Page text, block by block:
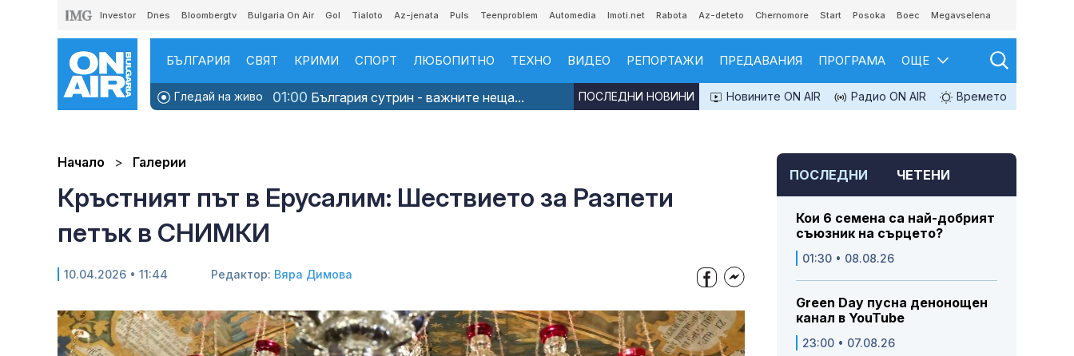
Investor Dnes Bloombergtv Bulgaria On Air Gol Tialoto Az-jenata Puls Teenproblem Automedia Imoti.net Rabota Az-deteto Chernomore Start Posoka Boec Megavselena
БЪЛГАРИЯ СВЯТ КРИМИ СПОРТ ЛЮБОПИТНО ТЕХНО ВИДЕО РЕПОРТАЖИ ПРЕДАВАНИЯ ПРОГРАМА ОЩЕ
Гледай на живо 01:00 България сутрин - важните неща... Новините ON AIR Радио ON AIR Времето
ПОСЛЕДНИ НОВИНИ
Начало Галерии
Кръстният път в Ерусалим: Шествието за Разпети
петък в СНИМКИ
10.04.2026 • 11:44 Редактор: Вяра Димова
ПОСЛЕДНИ ЧЕТЕНИ
Кои 6 семена са най-добрият
съюзник на сърцето?
01:30 • 08.08.26
Green Day пусна денонощен
канал в YouTube
23:00 • 07.08.26